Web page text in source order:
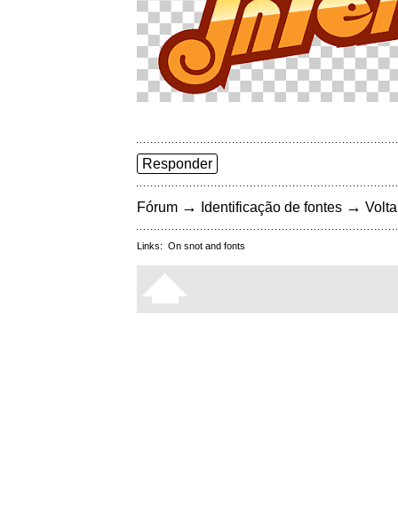
Responder
Fórum → Identificação de fontes →
Links: On snot and fonts